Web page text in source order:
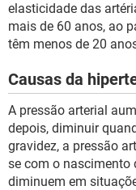
elasticidade das
mais de 60 anos, ao
têm menos de 20
Causas da
A pressão arterial
depois, diminuir
gravidez, a pressão
se com o nascimento
diminuem em